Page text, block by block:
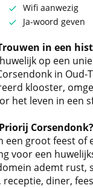
Wifi aanwezig
Ja-woord geven
in een
op een
in
klooster,
het leven in een
Corsendonk?
een groot feest
voor een
ademt rust,
diner,